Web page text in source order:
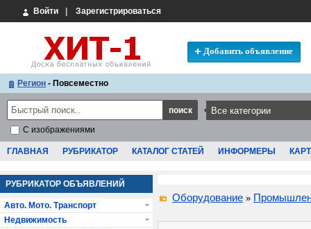
Войти Зарегистрироваться
Добавить объявление
Регион - Повсеместно
С изображениями
ГЛАВНАЯ РУБРИКАТОР КАТАЛОГ СТАТЕЙ ИНФОРМЕРЫ
Оборудование »
РУБРИКАТОР ОБЪЯВЛЕНИЙ
Авто. Мото. Транспорт
Недвижимость